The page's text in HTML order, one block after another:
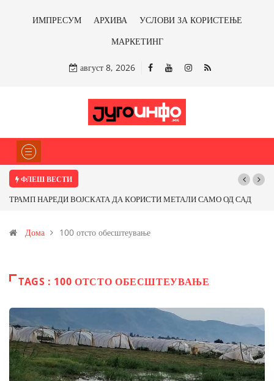
ИМПРЕСУМ АРХИВА
УСЛОВИ ЗА КОРИСТЕЊЕ
МАРКЕТИНГ
август 8, 2026
ФЛЕШ ВЕСТИ
ТРАМП НАРЕДИ ВОЈСКАТА ДА КОРИСТИ МЕТАЛИ САМО ОД САД
Иловица и со антимонот?
Дома 100 отсто обесштеување
TAGS : 100 ОТСТО ОБЕСШТЕУВАЊЕ